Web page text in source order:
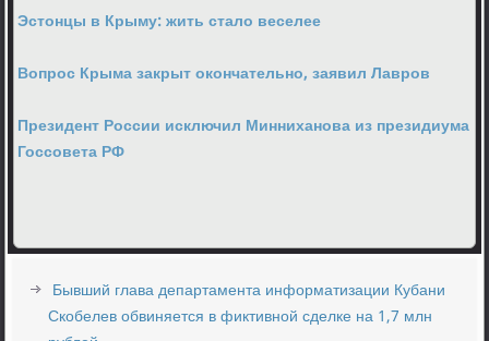
Эстонцы в Крыму: жить стало веселее
Вопрос Крыма закрыт окончательно, заявил Лавров
Президент России исключил Минниханова из президиума
Госсовета РФ
Бывший глава департамента информатизации Кубани
Скобелев обвиняется в фиктивной сделке на 1,7 млн